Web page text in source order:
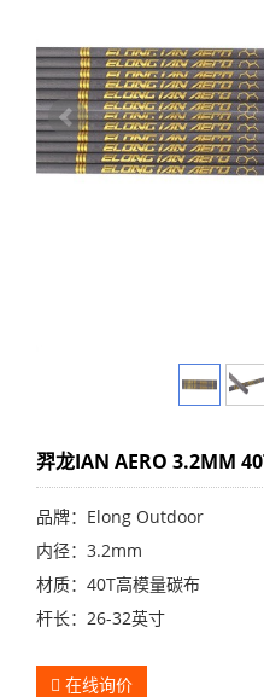
羿龙IAN AERO 3.2MM
品牌：Elong Outdoor
内径：3.2mm
材质：40T高模量碳布
杆长：26-32英寸
在线询价